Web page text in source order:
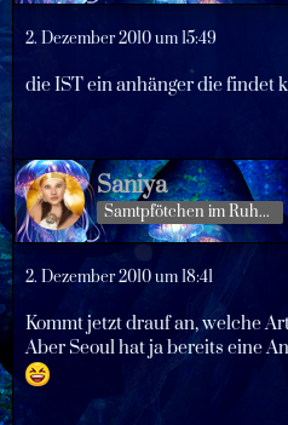
2. Dezember 2010 um 15:49
die IST ein anhänger die findet
Saniya
Samtpfötchen im Ruhestand
2. Dezember 2010 um 18:41
Kommt jetzt drauf an, welche
Aber Seoul hat ja bereits eine